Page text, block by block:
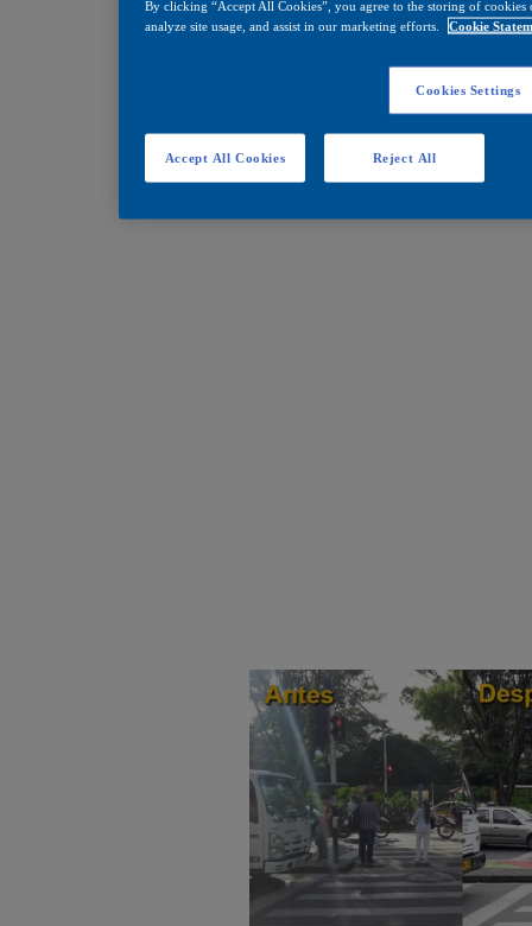
By clicking “Accept All Cookies”, you agree to the storing of
analyze site usage, and assist in our marketing efforts.
Cookie
Cookies Settings
Reject All
Accept All Cookies